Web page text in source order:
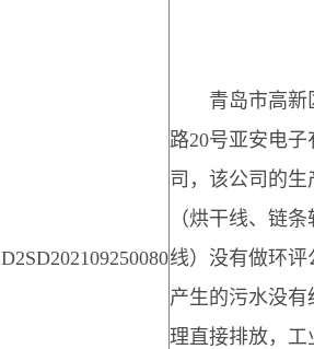
D2SD202109250080
青岛市高新
路20号亚安电子
司，该公司的生
（烘干线、链
线）没有做环评
产生的污水没有
理直接排放，工